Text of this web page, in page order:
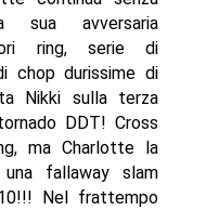
sua avversaria
ring, serie di
chop durissime di
Nikki sulla terza
DDT! Cross
ma Charlotte la
fallaway slam
Nel frattempo